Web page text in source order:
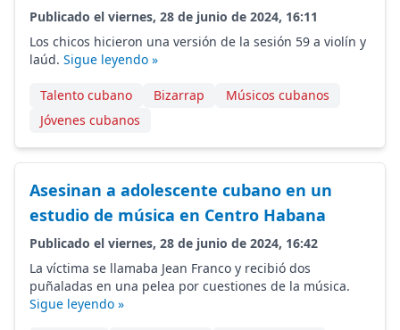
Publicado el viernes, 28 de junio de 2024, 16:11
Los chicos hicieron una versión de la sesión 59 a violín y
laúd. Sigue leyendo »
Talento cubano Bizarrap
Músicos cubanos
Jóvenes cubanos
Asesinan a adolescente cubano en un
estudio de música en Centro Habana
Publicado el viernes, 28 de junio de 2024, 16:42
La víctima se llamaba Jean Franco y recibió dos
puñaladas en una pelea por cuestiones de la música.
Sigue leyendo »